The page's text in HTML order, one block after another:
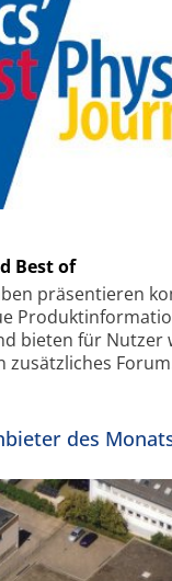
Best of
präsentieren
bieten für Nutzer
zusätzliches
des